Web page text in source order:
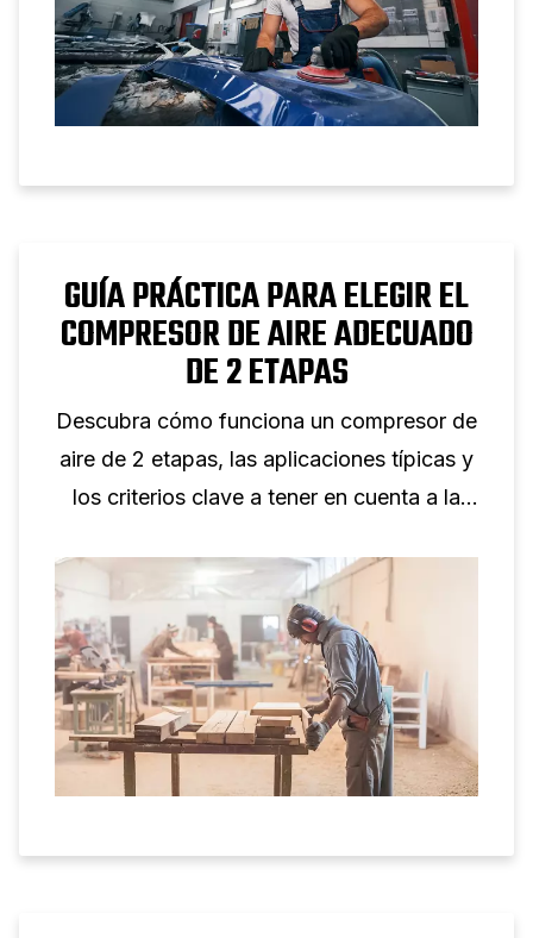
GUÍA PRÁCTICA PARA ELEGIR EL
COMPRESOR DE AIRE ADECUADO
DE 2 ETAPAS
Descubra cómo funciona un compresor de
aire de 2 etapas, las aplicaciones típicas y
los criterios clave a tener en cuenta a la
pistón de dos etapas para uso profesional.